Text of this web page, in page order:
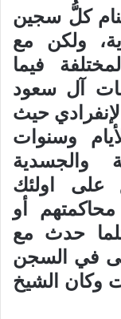
أن ينام كلُّ سجين
ولكن مع
فيما
آل سعود
حيث
وسنوات
والجسدية
على اولئك
أو
حدث مع
في السجن
وكان الشيخ